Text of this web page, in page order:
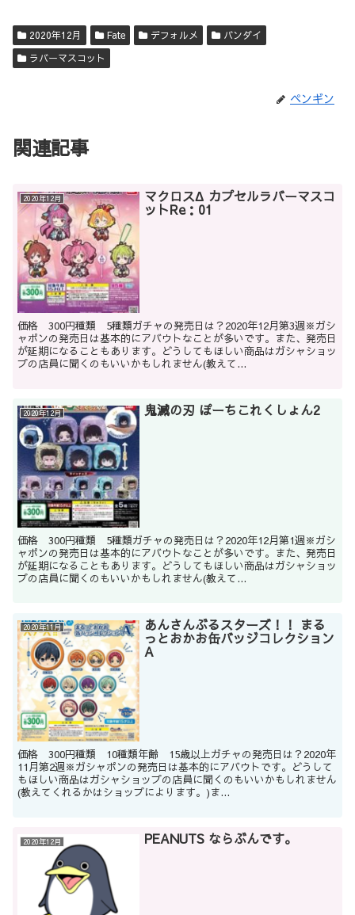
2020年12月 Fate デフォルメ
バンダイ
ラバーマスコット
ペンギン
関連記事
2020年12月 マクロスΔ カプセルラバーマスコ
ットRe：01
価格 300円種類 5種類ガチャの発売日は？2020年12月第3週※ガシ
ャポンの発売日は基本的にアバウトなことが多いです。また、発売日
が延期になることもあります。どうしてもほしい商品はガシャショッ
プの店員に聞くのもいいかもしれません(教えて...
2020年12月 鬼滅の刃 ぽーちこれくしょん2
価格 300円種類 5種類ガチャの発売日は？2020年12月第1週※ガシ
ャポンの発売日は基本的にアバウトなことが多いです。また、発売日
が延期になることもあります。どうしてもほしい商品はガシャショッ
プの店員に聞くのもいいかもしれません(教えて...
2020年11月 あんさんぶるスターズ！！ まる
っとおかお缶バッジコレクション
A
価格 300円種類 10種類年齢 15歳以上ガチャの発売日は？2020年
11月第2週※ガシャポンの発売日は基本的にアバウトです。どうして
もほしい商品はガシャショップの店員に聞くのもいいかもしれません
(教えてくれるかはショップによります。)ま...
2020年12月 PEANUTS ならぶんです。